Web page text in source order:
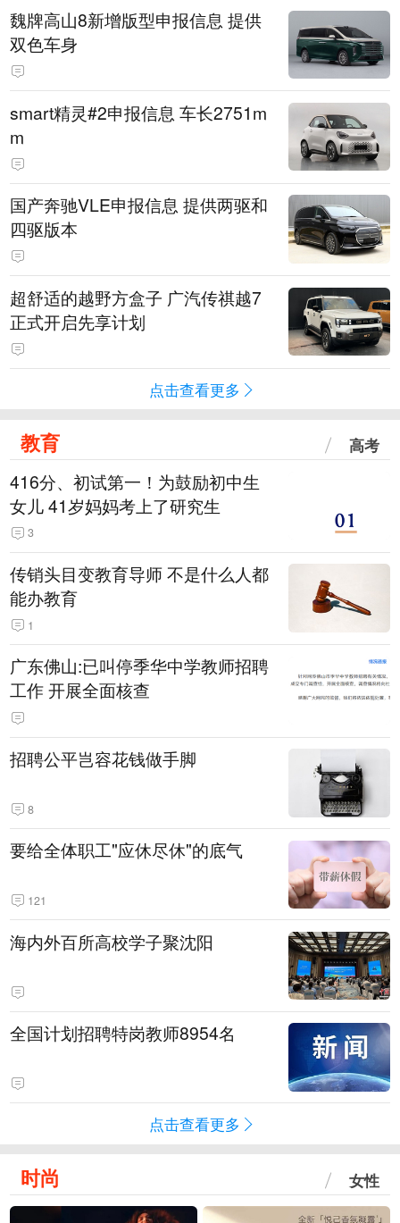
魏牌高山8新增版型申报信息 提供
双色车身
smart精灵#2申报信息 车长2751m
m
国产奔驰VLE申报信息 提供两驱和
四驱版本
超舒适的越野方盒子 广汽传祺越7
正式开启先享计划
点击查看更多
教育 高考
416分、初试第一！为鼓励初中生
女儿 41岁妈妈考上了研究生
3
传销头目变教育导师 不是什么人都
能办教育
1
广东佛山:已叫停季华中学教师招聘
工作 开展全面核查
招聘公平岂容花钱做手脚
8
要给全体职工"应休尽休"的底气
121
海内外百所高校学子聚沈阳
全国计划招聘特岗教师8954名
点击查看更多
时尚 女性